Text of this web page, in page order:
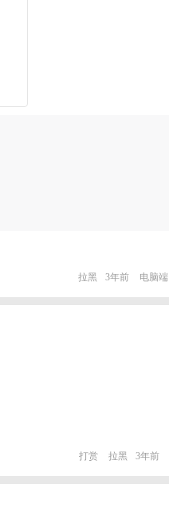
拉黑 3年前 电脑端
打赏 拉黑 3年前